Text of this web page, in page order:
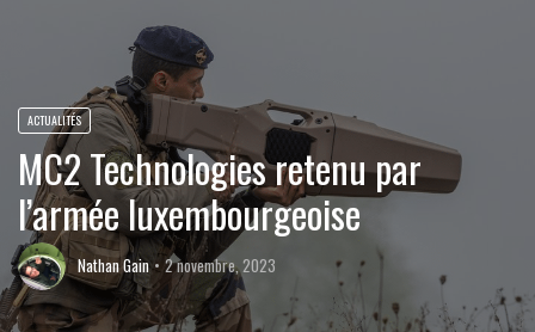
ACTUALITÉS
MC2 Technologies retenu par
l’armée luxembourgeoise
Nathan Gain 2 novembre, 2023